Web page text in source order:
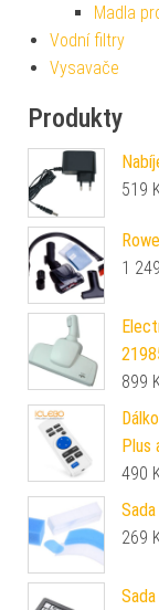
Madla
Vodní filtry
Vysavače
Produkty
519
1 249
899
Plus
490
269